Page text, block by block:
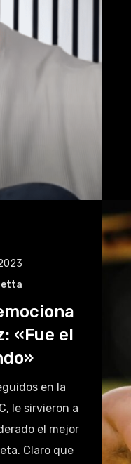
«Fue el
en la
le sirvieron a
el mejor
Claro que